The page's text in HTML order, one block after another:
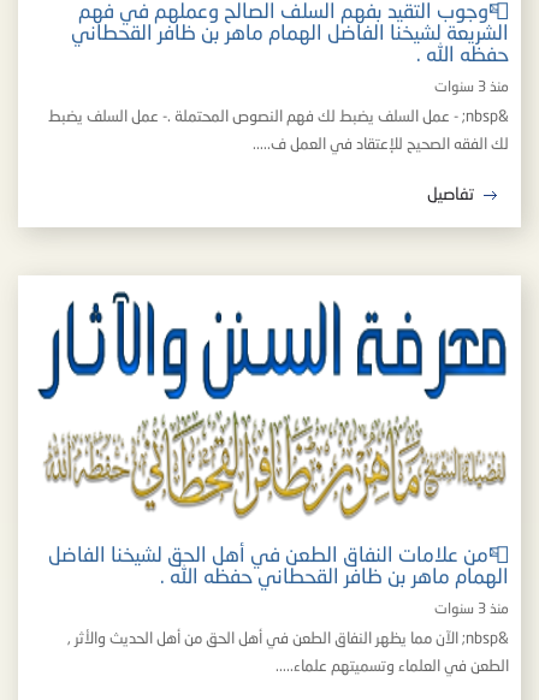
📮وجوب التقيد بفهم السلف الصالح وعملهم في فهم
الشريعة لشيخنا الفاضل الهمام ماهر بن ظافر القحطاني
حفظه الله .
منذ 3 سنوات
&nbsp; - عمل السلف يضبط لك فهم النصوص المحتملة .- عمل السلف يضبط
لك الفقه الصحيح للإعتقاد في العمل ف.....
تفاصيل
📮من علامات النفاق الطعن في أهل الحق لشيخنا الفاضل
الهمام ماهر بن ظافر القحطاني حفظه الله .
منذ 3 سنوات
&nbsp; الآن مما يظهر النفاق الطعن في أهل الحق من أهل الحديث والأثر ,
الطعن في العلماء وتسميتهم علماء.....